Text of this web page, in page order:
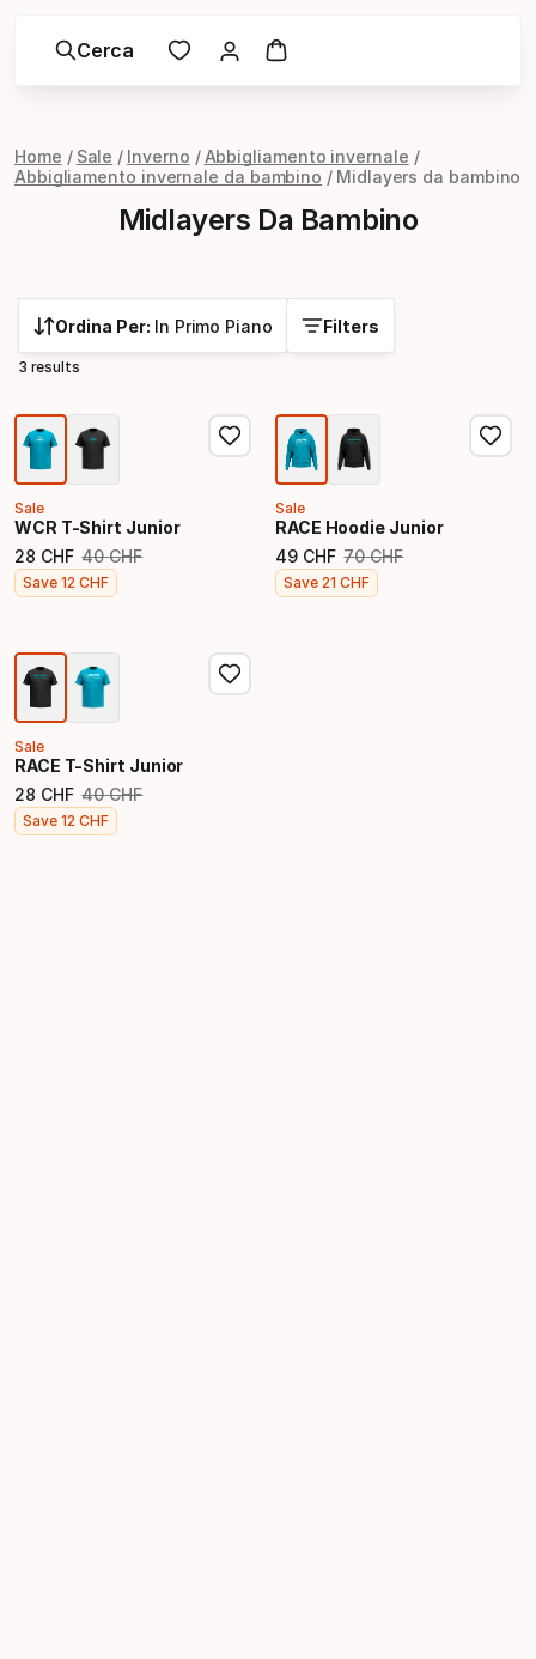
Cerca
Home Sale Inverno
Abbigliamento invernale
Abbigliamento invernale da bambino
Midlayers da bambino
Midlayers Da Bambino
Ordina Per: In Primo Piano Filters
3 results
Sale
WCR T-Shirt Junior
28 CHF
Prezzo finale
40 CHF
Prezzo originale
Save 12 CHF
Sale
RACE Hoodie Junior
49 CHF
Prezzo finale
70 CHF
Prezzo originale
Save 21 CHF
Sale
RACE T-Shirt Junior
28 CHF
Prezzo finale
40 CHF
Prezzo originale
Save 12 CHF